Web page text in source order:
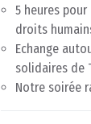
5 heures
droits
Echange
solidaires de
Notre soirée